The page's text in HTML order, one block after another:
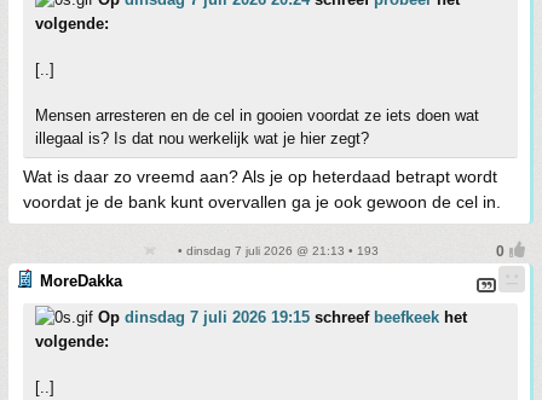
volgende:
[..]
Mensen arresteren en de cel in gooien voordat ze iets doen wat
illegaal is? Is dat nou werkelijk wat je hier zegt?
Wat is daar zo vreemd aan? Als je op heterdaad betrapt wordt
voordat je de bank kunt overvallen ga je ook gewoon de cel in.
• dinsdag 7 juli 2026 @ 21:13 • 193
MoreDakka
Op dinsdag 7 juli 2026 19:15 schreef beefkeek het
volgende:
[..]